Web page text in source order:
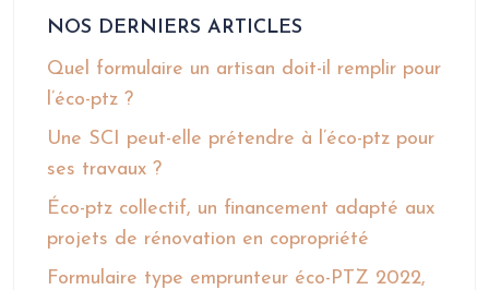
NOS DERNIERS ARTICLES
Quel formulaire un artisan doit-il remplir pour
l’éco-ptz ?
Une SCI peut-elle prétendre à l’éco-ptz pour
ses travaux ?
Éco-ptz collectif, un financement adapté aux
projets de rénovation en copropriété
Formulaire type emprunteur éco-PTZ 2022,